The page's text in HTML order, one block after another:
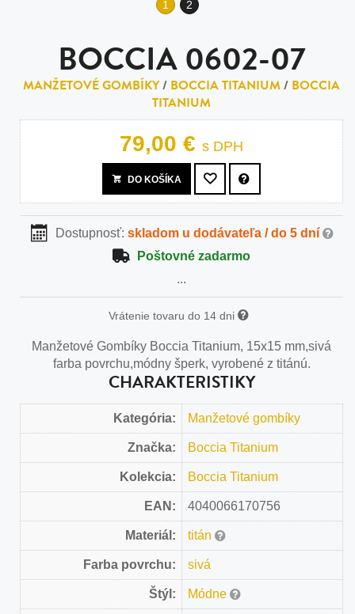
1 2
BOCCIA 0602-07
MANŽETOVÉ GOMBÍKY/ BOCCIA TITANIUM/ BOCCIA
TITANIUM
79,00 € s DPH
DO KOŠÍKA
Dostupnosť: skladom u dodávateľa / do 5 dní
Poštovné zadarmo
...
Vrátenie tovaru do 14 dni
Manžetové Gombíky Boccia Titanium, 15x15 mm,sivá
farba povrchu,módny šperk, vyrobené z titánú.
CHARAKTERISTIKY
Kategória: Manžetové gombíky
Značka: Boccia Titanium
Kolekcia: Boccia Titanium
EAN: 4040066170756
Materiál: titán
Farba povrchu: sivá
Štýl: Módne